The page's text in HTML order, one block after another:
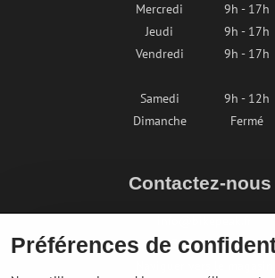
Mercredi
9h - 17h
Jeudi
9h - 17h
Vendredi
9h - 17h
Samedi
9h - 12h
Dimanche
Fermé
Contactez-nous
+436764858804
Préférences de